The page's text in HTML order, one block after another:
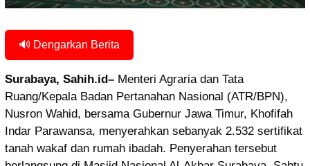
🔊 Dengarkan Berita
Surabaya, Sahih.id– Menteri Agraria dan Tata
Ruang/Kepala Badan Pertanahan Nasional (ATR/BPN),
Nusron Wahid, bersama Gubernur Jawa Timur, Khofifah
Indar Parawansa, menyerahkan sebanyak 2.532 sertifikat
tanah wakaf dan rumah ibadah. Penyerahan tersebut